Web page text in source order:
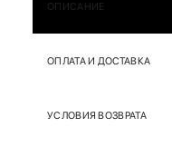
ОПИСАНИЕ
ОПЛАТА И ДОСТАВКА
УСЛОВИЯ ВОЗВРАТА